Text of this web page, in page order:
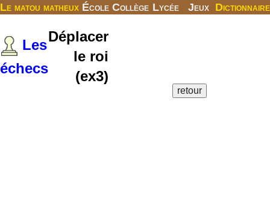
Le matou matheux École Collège Lycée Jeux Dictionnaire
Les
échecs
Déplacer
le roi
(ex3)